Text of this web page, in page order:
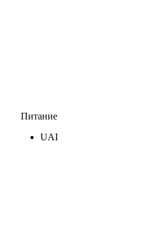
Питание
UAI